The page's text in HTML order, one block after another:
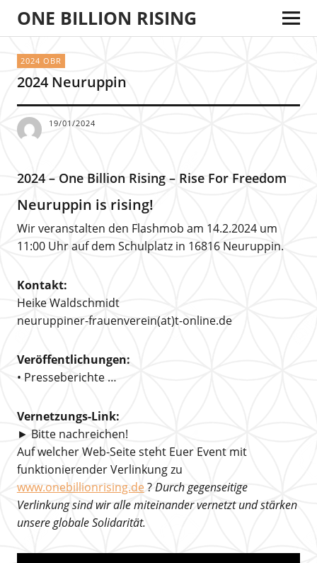
ONE BILLION RISING
2024 OBR
2024 Neuruppin
19/01/2024
2024 – One Billion Rising – Rise For Freedom
Neuruppin is rising!
Wir veranstalten den Flashmob am 14.2.2024 um
11:00 Uhr auf dem Schulplatz in 16816 Neuruppin.
Kontakt:
Heike Waldschmidt
neuruppiner-frauenverein(at)t-online.de
Veröffentlichungen:
• Presseberichte …
Vernetzungs-Link:
► Bitte nachreichen!
Auf welcher Web-Seite steht Euer Event mit
funktionierender Verlinkung zu
www.onebillionrising.de ?Durch gegenseitige
Verlinkung sind wir alle miteinander vernetzt und stärken
unsere globale Solidarität.